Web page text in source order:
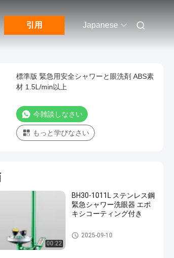
引用 Japanese
標準版 緊急用安全シャワーと眼洗剤 ABS素
材 1.5L/min以上
今雑談しなさい
もっと学びなさい
00:22
BH30-1011L ステンレス鋼
緊急シャワー洗眼器 エポ
キシコーティング付き
緊急 シャワー と 目 洗い
2025-09-10